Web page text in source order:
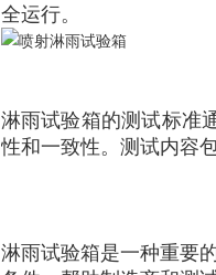
全运行。
淋雨试验箱的测试标准
性和一致性。测试内容
淋雨试验箱是一种重要